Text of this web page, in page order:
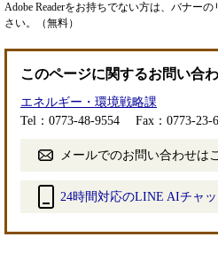
Adobe Readerをお持ちでない方は、バナー
さい。（無料）
このページに関するお問い合
エネルギー・環境戦略課
Tel：0773-48-9554
Fax：0773-23-
メールでのお問い合わせは
24時間対応のLINE AIチャ